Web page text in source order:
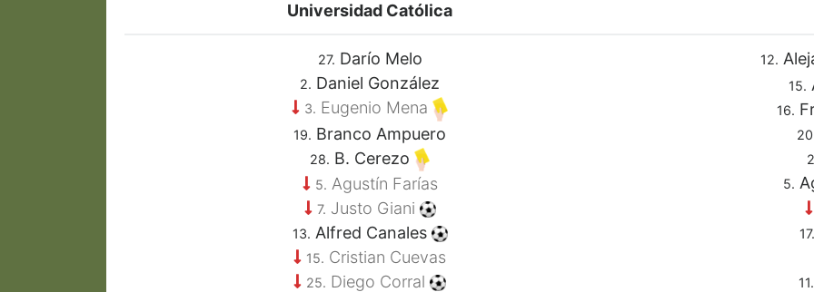
Universidad Católica
27. Darío Melo
2. Daniel González
3. Eugenio Mena
19. Branco Ampuero
28. B. Cerezo
5. Agustín Farías
7. Justo Giani
13. Alfred Canales
15. Cristian Cuevas
25. Diego Corral
12.
15.
16.
5.
17.
11.